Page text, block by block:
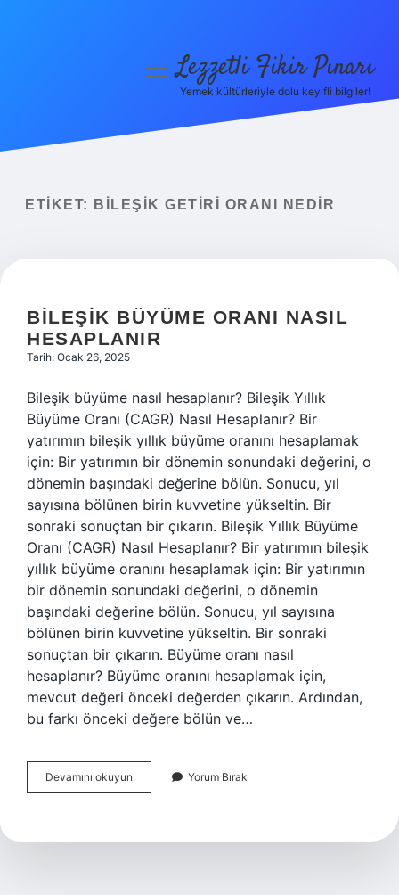
Yasal Uyarı
menüyüLezzetli Fikir Pınarı
Yemek kültürleriyle dolu keyifli bilgiler!
ETIKET: BILEŞIK GETIRI ORANI NEDIR
BILEŞIK BÜYÜME ORANI NASIL
HESAPLANIR
Tarih: Ocak 26, 2025
Bileşik büyüme nasıl hesaplanır? Bileşik Yıllık
Büyüme Oranı (CAGR) Nasıl Hesaplanır? Bir
yatırımın bileşik yıllık büyüme oranını hesaplamak
için: Bir yatırımın bir dönemin sonundaki değerini, o
dönemin başındaki değerine bölün. Sonucu, yıl
sayısına bölünen birin kuvvetine yükseltin. Bir
sonraki sonuçtan bir çıkarın. Bileşik Yıllık Büyüme
Oranı (CAGR) Nasıl Hesaplanır? Bir yatırımın bileşik
yıllık büyüme oranını hesaplamak için: Bir yatırımın
bir dönemin sonundaki değerini, o dönemin
başındaki değerine bölün. Sonucu, yıl sayısına
bölünen birin kuvvetine yükseltin. Bir sonraki
sonuçtan bir çıkarın. Büyüme oranı nasıl
hesaplanır? Büyüme oranını hesaplamak için,
mevcut değeri önceki değerden çıkarın. Ardından,
bu farkı önceki değere bölün ve…
Devamını okuyun
Büyüme
Hesaplanır
Yorum Bırak